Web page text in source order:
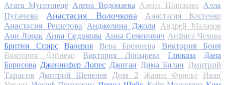
Агата Муцениеце Алена Водонаева Алена Шишкова Алла
Пугачева
Анастасия Волочкова Анастасия Костенко
Анастасия Решетова Анджелина Джоли Андрей Малахов
Ани Лорак Анна Седокова Анна Семенович Анфиса Чехова
Бритни Спирс
Валерия Вера Брежнева Виктория Боня
Виктория Дайнеко Виктория Лопырева Глюкоза
Дана
Борисова Дженнифер Лопес Джиган Дима Билан Дмитрий
Тарасов Дмитрий Шепелев Дом 2 Жанна Фриске
Иван